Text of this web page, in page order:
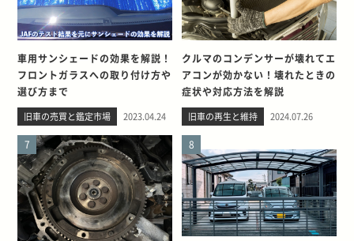
車用サンシェードの効果を解説！
フロントガラスへの取り付け方や
選び方まで
旧車の売買と鑑定市場 2023.04.24
クルマのコンデンサーが壊れてエ
アコンが効かない！壊れたときの
症状や対応方法を解説
旧車の再生と維持 2024.07.26
7 8